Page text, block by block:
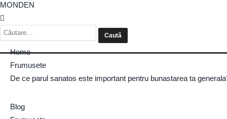
MONDEN
Home
Frumusete
De ce parul sanatos este important pentru bunastarea ta
Blog